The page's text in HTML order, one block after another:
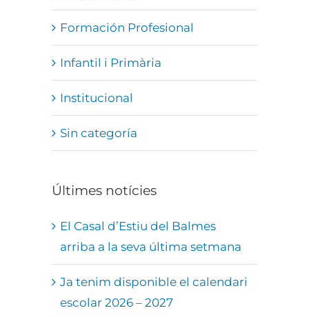
Formación Profesional
Infantil i Primària
Institucional
Sin categoría
Últimes notícies
El Casal d’Estiu del Balmes
arriba a la seva última setmana
Ja tenim disponible el calendari
escolar 2026 – 2027